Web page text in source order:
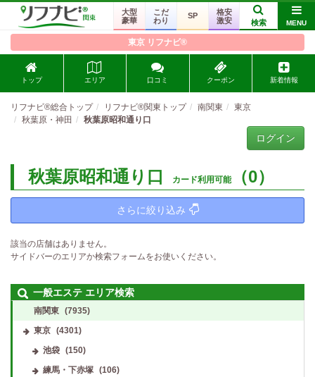
大型
豪華
こだ
わり
SP
格安
激安
検索 MENU
東京 リフナビ®
トップ エリア 口コミ クーポン 新着情報
リフナビ®総合トップ リフナビ®関東トップ 南関東
東京
秋葉原・神田
秋葉原昭和通り口
ログイン
秋葉原昭和通り口 カード利用可能（0）
さらに絞り込み
該当の店舗はありません。
サイドバーのエリアか検索フォームをお使いください。
一般エステ エリア検索
南関東 (7935)
東京 (4301)
池袋
(150)
練馬・下赤塚
(106)